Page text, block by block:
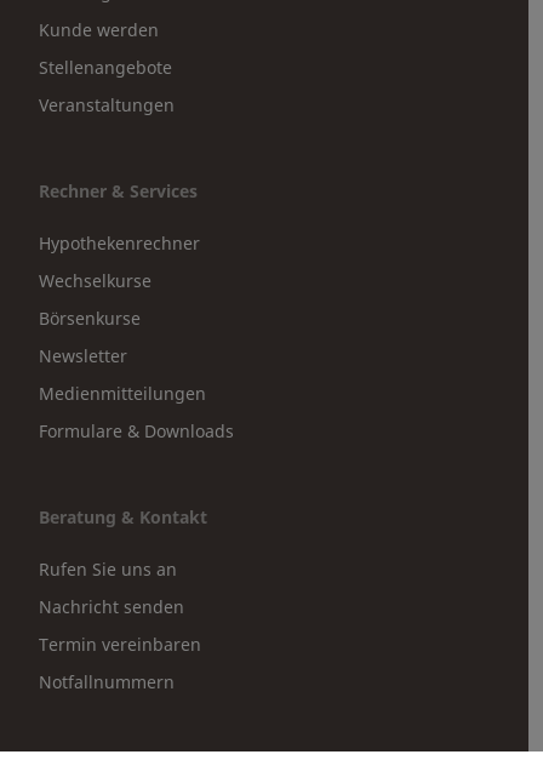
Kunde werden
Stellenangebote
Veranstaltungen
Rechner & Services
Hypothekenrechner
Wechselkurse
Börsenkurse
Newsletter
Medienmitteilungen
Formulare & Downloads
Beratung & Kontakt
Rufen Sie uns an
Nachricht senden
Termin vereinbaren
Notfallnummern